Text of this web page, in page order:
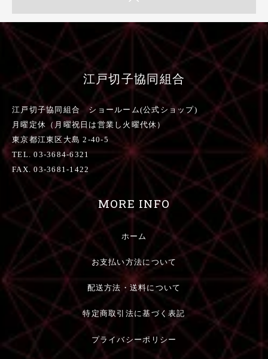
江戸切子協同組合
江戸切子協同組合 ショールーム(公式ショップ)
月曜定休（月曜祝日は営業し火曜代休）
東京都江東区大島 2-40-5
TEL. 03-3684-6321
FAX. 03-3681-1422
MORE INFO
ホーム
お支払い方法について
配送方法・送料について
特定商取引法に基づく表記
プライバシーポリシー